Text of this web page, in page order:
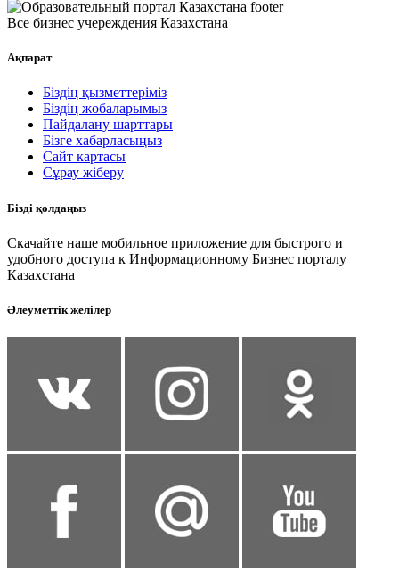
Все бизнес учереждения Казахстана
Ақпарат
Біздің қызметтеріміз
Біздің жобаларымыз
Пайдалану шарттары
Бізге хабарласыңыз
Сайт картасы
Сұрау жіберу
Бізді қолдаңыз
Скачайте наше мобильное приложение для быстрого и
удобного доступа к Информационному Бизнес порталу
Казахстана
Әлеуметтік желілер